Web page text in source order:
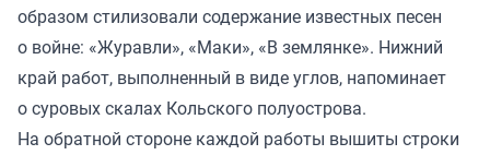
образом стилизовали содержание известных песен
о войне: «Журавли», «Маки», «В землянке». Нижний
край работ, выполненный в виде углов, напоминает
о суровых скалах Кольского полуострова.
На обратной стороне каждой работы вышиты строки